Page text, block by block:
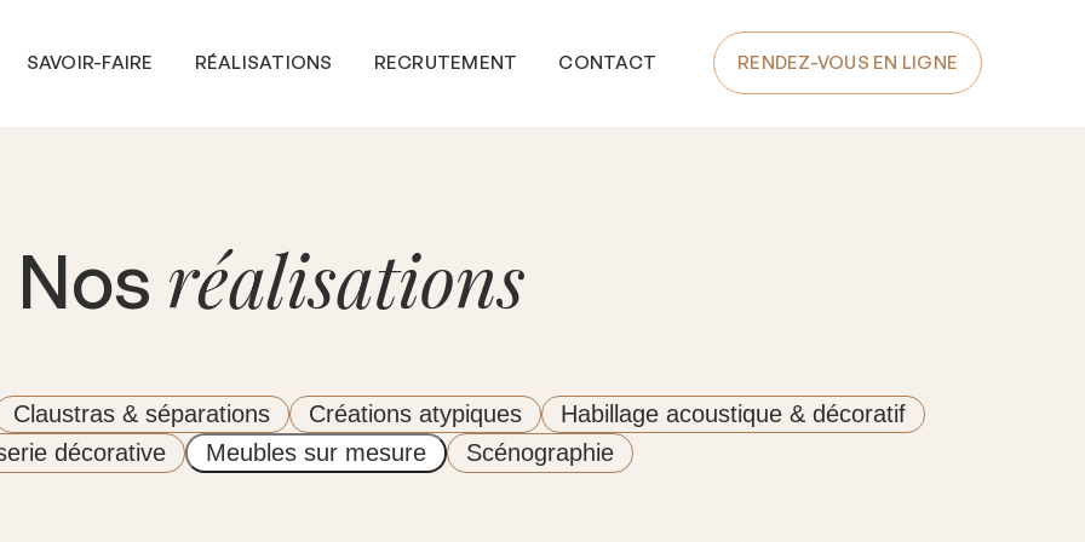
SAVOIR-FAIRE RÉALISATIONS RECRUTEMENT CONTACT RENDEZ-VOUS EN LIGNE
Nos réalisations
Claustras & séparations Créations atypiques
Habillage acoustique & décoratif
décorative
Meubles sur mesure Scénographie